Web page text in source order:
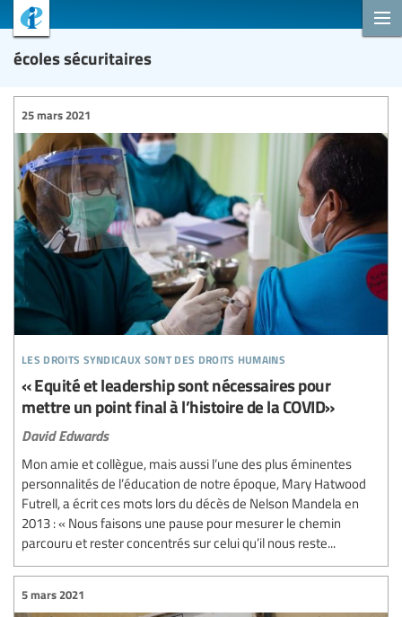
écoles sécuritaires
les droits syndicaux sont des droits humains
25 mars 2021
« Equité et leadership sont nécessaires pour
mettre un point final à l’histoire de la COVID»
David Edwards
Mon amie et collègue, mais aussi l’une des plus éminentes
personnalités de l’éducation de notre époque, Mary Hatwood
Futrell, a écrit ces mots lors du décès de Nelson Mandela en
2013 : « Nous faisons une pause pour mesurer le chemin
parcouru et rester concentrés sur celui qu’il nous reste...
5 mars 2021